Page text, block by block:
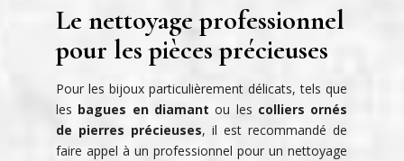
Le nettoyage professionnel
pour les pièces précieuses
Pour les bijoux particulièrement délicats, tels que
les bagues en diamant ou les colliers ornés
de pierres précieuses, il est recommandé de
faire appel à un professionnel pour un nettoyage